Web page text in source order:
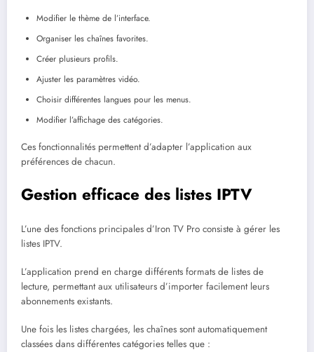
Modifier le thème de l’interface.
Organiser les chaînes favorites.
Créer plusieurs profils.
Ajuster les paramètres vidéo.
Choisir différentes langues pour les menus.
Modifier l’affichage des catégories.
Ces fonctionnalités permettent d’adapter l’application aux
préférences de chacun.
Gestion efficace des listes IPTV
L’une des fonctions principales d’Iron TV Pro consiste à gérer les
listes IPTV.
L’application prend en charge différents formats de listes de
lecture, permettant aux utilisateurs d’importer facilement leurs
abonnements existants.
Une fois les listes chargées, les chaînes sont automatiquement
classées dans différentes catégories telles que :